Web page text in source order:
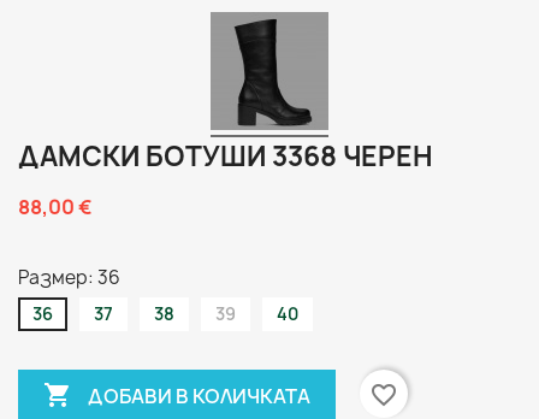
ДАМСКИ БОТУШИ 3368 ЧЕРЕН
88,00 €
Размер: 36
36 37 38 39 40
 ДОБАВИ В КОЛИЧКАТА favorite_border